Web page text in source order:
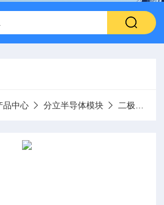
品中心 分立半导体模块 二极管模块